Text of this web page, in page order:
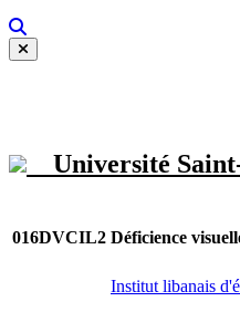
Université
016DVCIL2 Déficience
Institut libanais